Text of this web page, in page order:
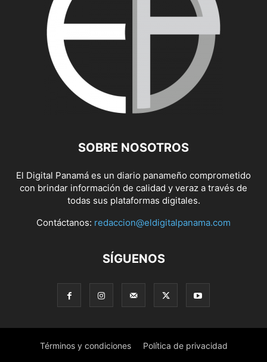
SOBRE NOSOTROS
El Digital Panamá es un diario panameño comprometido
con brindar información de calidad y veraz a través de
todas sus plataformas digitales.
Contáctanos: redaccion@eldigitalpanama.com
SÍGUENOS
Términos y condiciones Política de privacidad